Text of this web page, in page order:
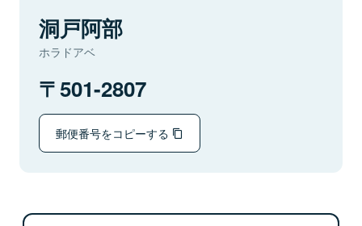
洞戸阿部
ホラドアベ
501-2807
郵便番号をコピーする